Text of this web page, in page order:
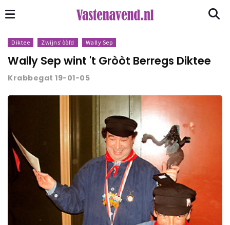
Diktee Zwijns'òòfd Wally Sep
Wally Sep wint 't Gròòt Berregs Diktee
Krabbegat 19-01-05